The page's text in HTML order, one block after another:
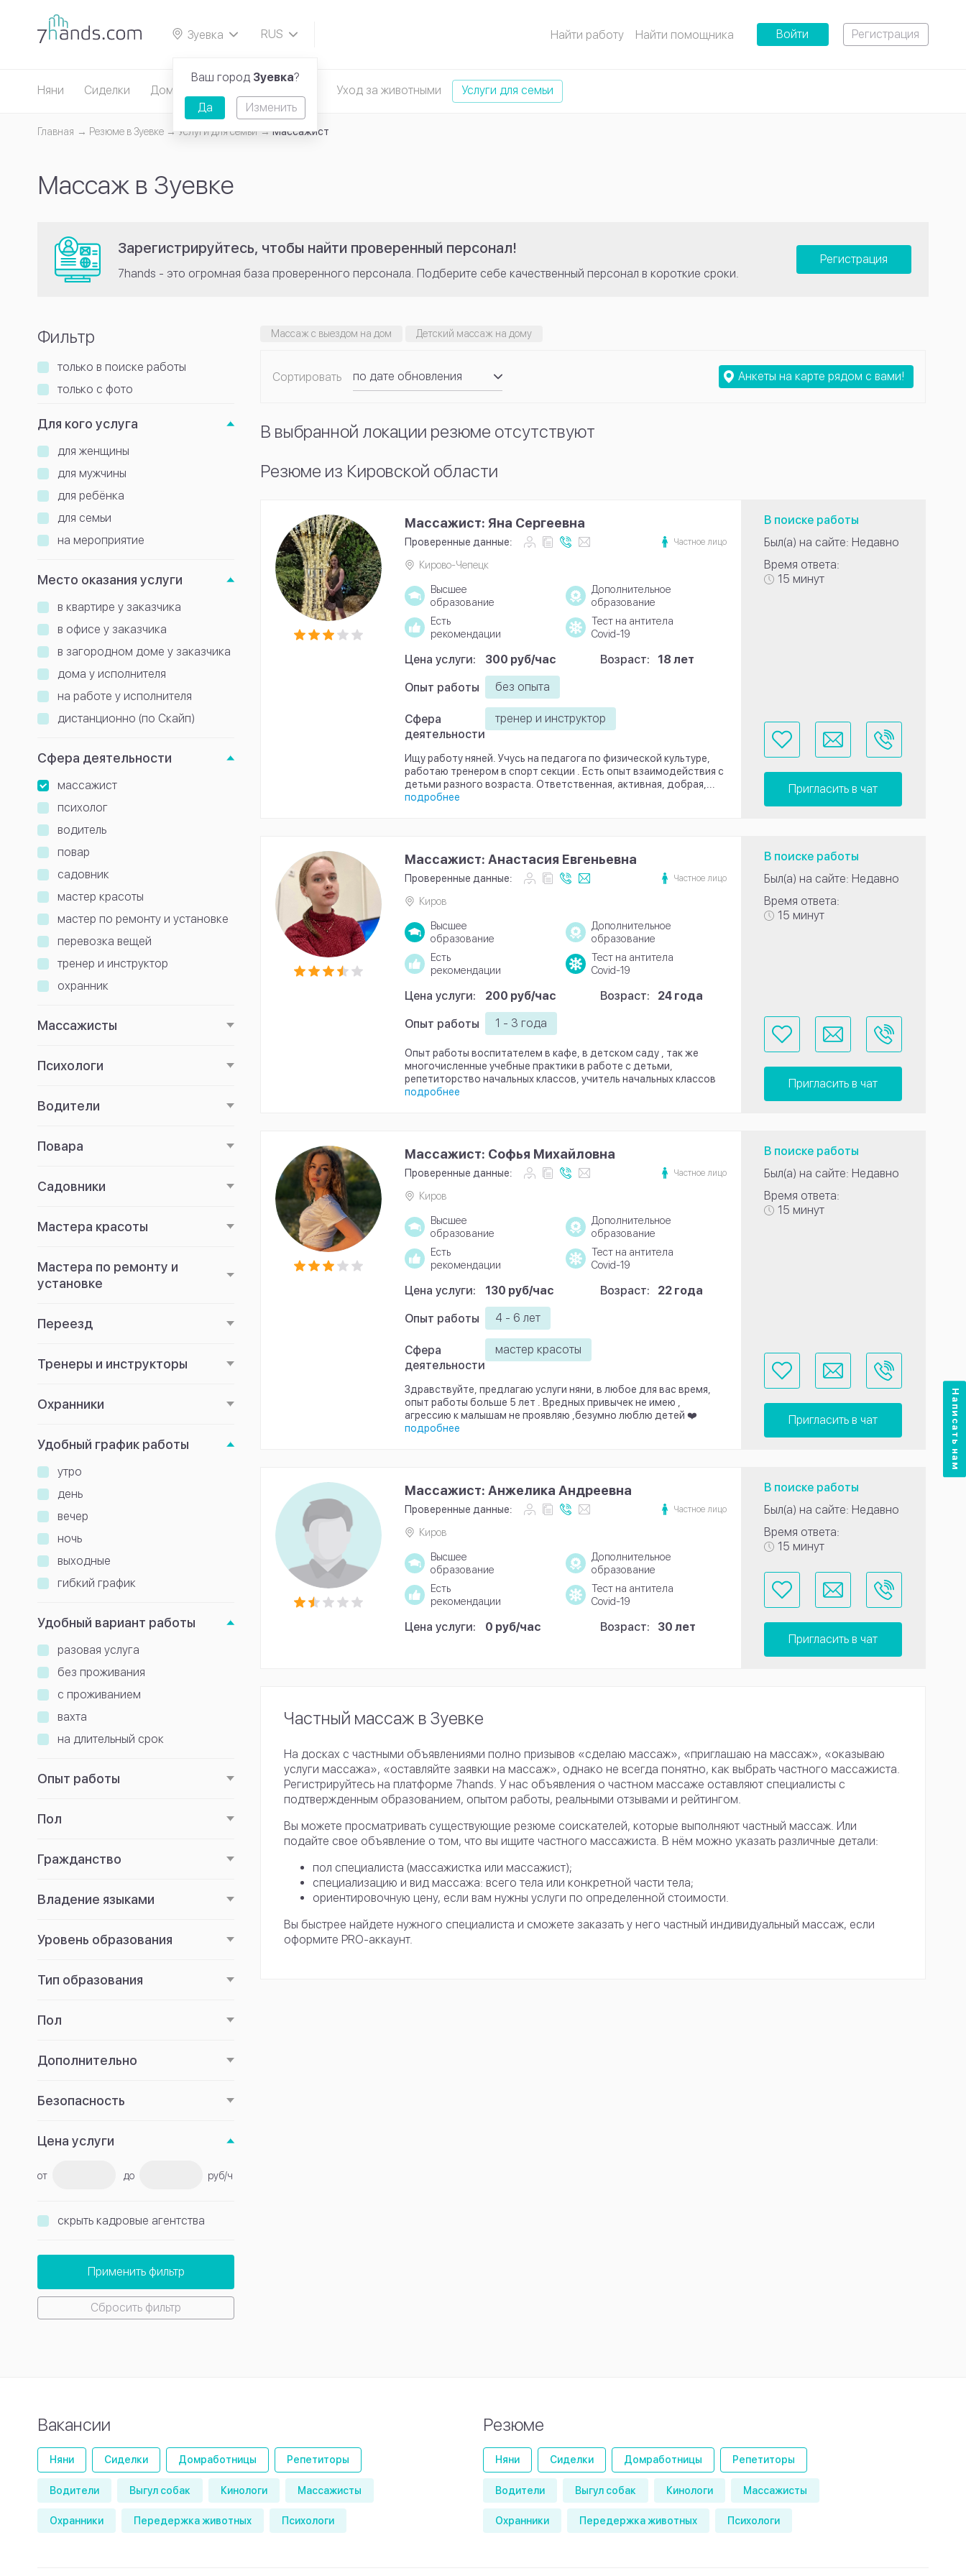
Зуевка
RUS
Найти работу Найти помощника Войти Регистрация
Няни Сиделки Домработницы Уход за животными Услуги для семьи
Главная Резюме в Зуевке Услуги для семьи Массажист
Массаж в Зуевке
Зарегистрируйтесь, чтобы найти проверенный персонал!
7hands - это огромная база проверенного персонала. Подберите себе качественный персонал в короткие сроки.
Регистрация
Фильтр
только в поиске работы
только с фото
Для кого услуга
для женщины
для мужчины
для ребёнка
для семьи
на мероприятие
Место оказания услуги
в квартире у заказчика
в офисе у заказчика
в загородном доме у заказчика
дома у исполнителя
на работе у исполнителя
дистанционно (по Скайп)
Сфера деятельности
массажист
психолог
водитель
повар
садовник
мастер красоты
мастер по ремонту и установке
перевозка вещей
тренер и инструктор
охранник
Массажисты
Психологи
Водители
Повара
Садовники
Мастера красоты
Мастера по ремонту и
установке
Переезд
Тренеры и инструкторы
Охранники
Удобный график работы
утро
день
вечер
ночь
выходные
гибкий график
Удобный вариант работы
разовая услуга
без проживания
с проживанием
вахта
на длительный срок
Опыт работы
Пол
Гражданство
Владение языками
Уровень образования
Тип образования
Пол
Дополнительно
Безопасность
Цена услуги
от до руб/ч
скрыть кадровые агентства
Применить фильтр
Сбросить фильтр
Массаж с выездом на дом Детский массаж на дому
Сортировать
по дате обновления
по рейтингу
Анкеты на карте рядом с вами!
В выбранной локации резюме отсутствуют
Резюме из Кировской области
Массажист: Яна Сергеевна
Проверенные данные: Частное лицо
Кирово-Чепецк
Высшее
образование
Дополнительное
образование
Есть
рекомендации
Тест на антитела
Covid-19
Цена услуги: 300 руб/час Возраст: 18 лет
Опыт работы без опыта
Сфера
деятельности
тренер и инструктор
Ищу работу няней. Учусь на педагога по физической культуре,
работаю тренером в спорт секции . Есть опыт взаимодействия с
детьми разного возраста. Ответственная, активная, добрая,...
подробнее
В поиске работы
Был(а) на сайте: Недавно
Время ответа:
15 минут
Пригласить в чат
Массажист: Анастасия Евгеньевна
Проверенные данные: Частное лицо
Киров
Высшее
образование
Дополнительное
образование
Есть
рекомендации
Тест на антитела
Covid-19
Цена услуги: 200 руб/час Возраст: 24 года
Опыт работы 1 - 3 года
Опыт работы воспитателем в кафе, в детском саду , так же
многочисленные учебные практики в работе с детьми,
репетиторство начальных классов, учитель начальных классов
подробнее
В поиске работы
Был(а) на сайте: Недавно
Время ответа:
15 минут
Пригласить в чат
Массажист: Софья Михайловна
Проверенные данные: Частное лицо
Киров
Высшее
образование
Дополнительное
образование
Есть
рекомендации
Тест на антитела
Covid-19
Цена услуги: 130 руб/час Возраст: 22 года
Опыт работы 4 - 6 лет
Сфера
деятельности
мастер красоты
Здравствуйте, предлагаю услуги няни, в любое для вас время,
опыт работы больше 5 лет . Вредных привычек не имею ,
агрессию к малышам не проявляю ,безумно люблю детей ❤️
подробнее
В поиске работы
Был(а) на сайте: Недавно
Время ответа:
15 минут
Пригласить в чат
Массажист: Анжелика Андреевна
Проверенные данные: Частное лицо
Киров
Высшее
образование
Дополнительное
образование
Есть
рекомендации
Тест на антитела
Covid-19
Цена услуги: 0 руб/час Возраст: 30 лет
В поиске работы
Был(а) на сайте: Недавно
Время ответа:
15 минут
Пригласить в чат
Частный массаж в Зуевке
На досках с частными объявлениями полно призывов «сделаю массаж», «приглашаю на массаж», «оказываю
услуги массажа», «оставляйте заявки на массаж», однако не всегда понятно, как выбрать частного массажиста.
Регистрируйтесь на платформе 7hands. У нас объявления о частном массаже оставляют специалисты с
подтвержденным образованием, опытом работы, реальными отзывами и рейтингом.
Вы можете просматривать существующие резюме соискателей, которые выполняют частный массаж. Или
подайте свое объявление о том, что вы ищите частного массажиста. В нём можно указать различные детали:
пол специалиста (массажистка или массажист);
специализацию и вид массажа: всего тела или конкретной части тела;
ориентировочную цену, если вам нужны услуги по определенной стоимости.
Вы быстрее найдете нужного специалиста и сможете заказать у него частный индивидуальный массаж, если
оформите PRO-аккаунт.
Вакансии
Няни Сиделки Домработницы Репетиторы
Водители Выгул собак Кинологи Массажисты
Охранники Передержка животных Психологи
Резюме
Няни Сиделки Домработницы Репетиторы
Водители Выгул собак Кинологи Массажисты
Охранники Передержка животных Психологи
Написать нам
Ваш город Зуевка?
Да Изменить